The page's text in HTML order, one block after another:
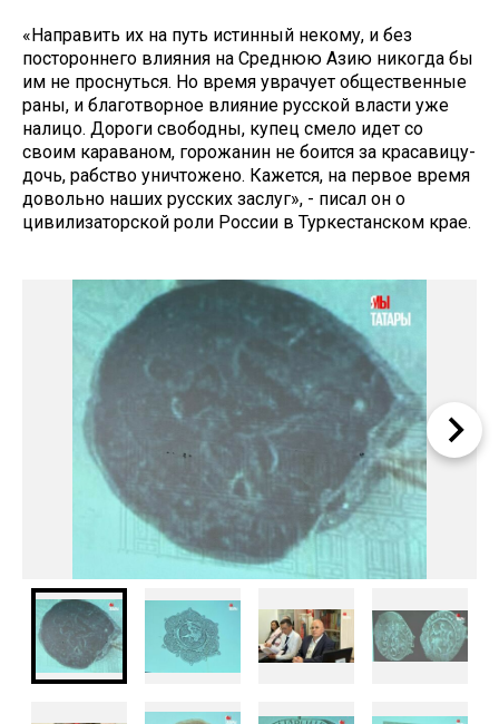
«Направить их на путь истинный некому, и без
постороннего влияния на Среднюю Азию никогда бы
им не проснуться. Но время уврачует общественные
раны, и благотворное влияние русской власти уже
налицо. Дороги свободны, купец смело идет со
своим караваном, горожанин не боится за красавицу-
дочь, рабство уничтожено. Кажется, на первое время
довольно наших русских заслуг», - писал он о
цивилизаторской роли России в Туркестанском крае.